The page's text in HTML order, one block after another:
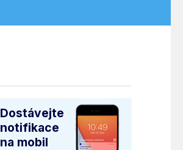
Dostávejte
notifikace
na mobil